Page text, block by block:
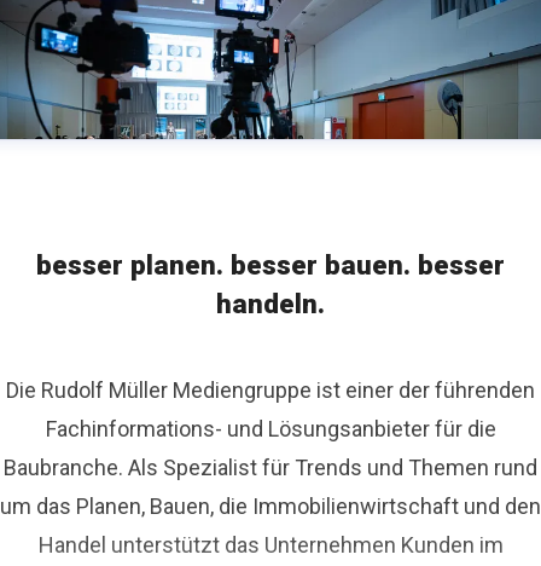
besser planen. besser bauen. besser
handeln.
Die Rudolf Müller Mediengruppe ist einer der führenden
Fachinformations- und Lösungsanbieter für die
Baubranche. Als Spezialist für Trends und Themen rund
um das Planen, Bauen, die Immobilienwirtschaft und den
Handel unterstützt das Unternehmen Kunden im